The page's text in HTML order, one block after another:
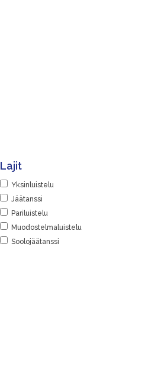
Lajit
Yksinluistelu
Jäätanssi
Pariluistelu
Muodostelmaluistelu
Soolojäätanssi